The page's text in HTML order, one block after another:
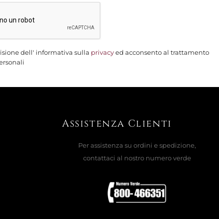
dell' informativa sulla privacyed acconsento al trattamento
Assistenza Clienti
Per assistenza su ordini e spedizione,
contattaci al nostro numero verde